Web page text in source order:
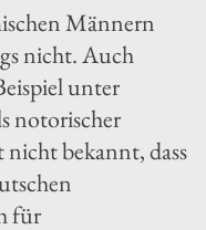
Männern
nicht. Auch
unter
notorischer
nicht bekannt, dass
für